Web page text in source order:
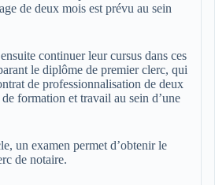
de deux mois est prévu au sein
continuer leur cursus dans ces
le diplôme de premier clerc, qui
de professionnalisation de deux
formation et travail au sein d’une
un examen permet d’obtenir le
de notaire.